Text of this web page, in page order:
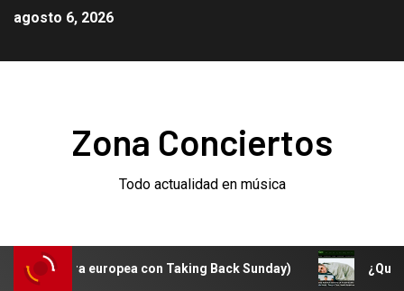
agosto 6, 2026
Zona Conciertos
Todo actualidad en música
europea con Taking Back Sunday) ¿Qué está